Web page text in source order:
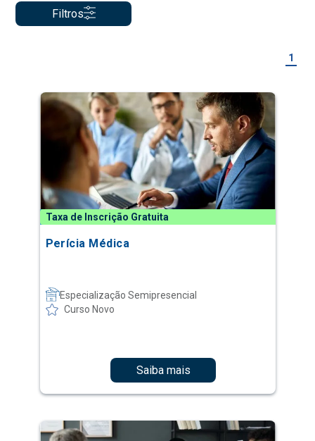
Filtros
1
Taxa de Inscrição Gratuita
Perícia Médica
Especialização Semipresencial
Curso Novo
Saiba mais